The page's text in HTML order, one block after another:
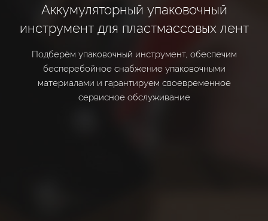
Аккумуляторный упаковочный
инструмент для пластмассовых лент
Подберём упаковочный инструмент, обеспечим
бесперебойное снабжение упаковочными
материалами и гарантируем своевременное
сервисное обслуживание